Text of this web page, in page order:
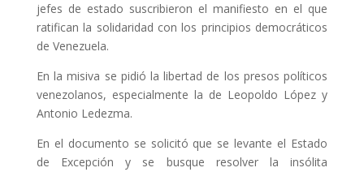
jefes de estado suscribieron el manifiesto en el que
ratifican la solidaridad con los principios democráticos
de Venezuela.
En la misiva se pidió la libertad de los presos políticos
venezolanos, especialmente la de Leopoldo López y
Antonio Ledezma.
En el documento se solicitó que se levante el Estado
de Excepción y se busque resolver la insólita